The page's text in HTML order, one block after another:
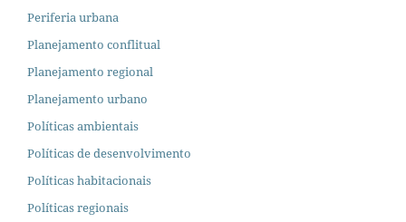
Periferia urbana
Planejamento conflitual
Planejamento regional
Planejamento urbano
Políticas ambientais
Políticas de desenvolvimento
Políticas habitacionais
Políticas regionais